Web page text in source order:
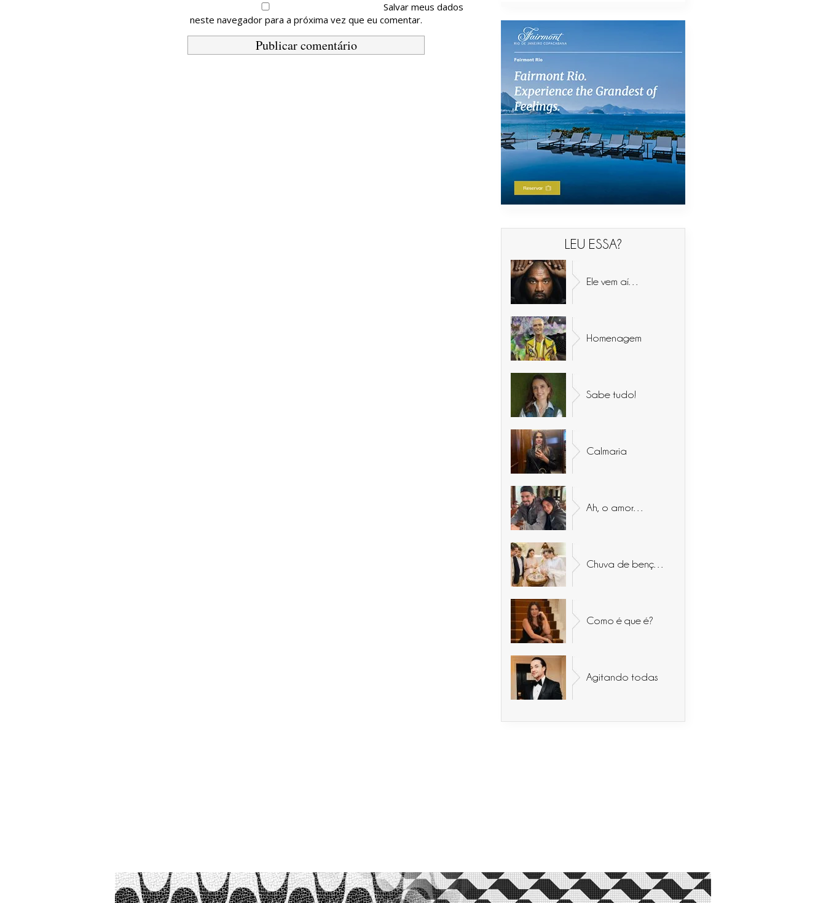
Salvar meus dados
neste navegador para a próxima vez que eu comentar.
LEU ESSA?
Ele vem aí…
Homenagem
Sabe tudo!
Calmaria
Ah, o amor…
Como é que é?
Agitando todas